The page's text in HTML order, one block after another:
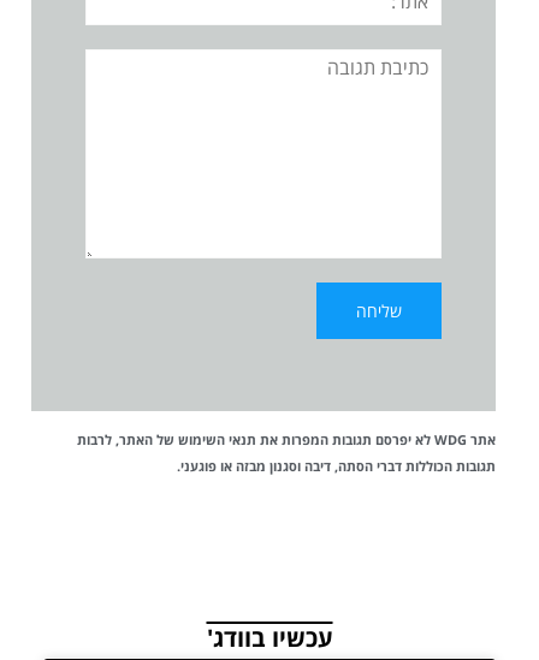
תגובה
אתר WDG לא יפרסם תגובות המפרות את תנאי השימוש של האתר, לרבות
תגובות הכוללות דברי הסתה, דיבה וסגנון מבזה או פוגעני.
עכשיו בוודג'